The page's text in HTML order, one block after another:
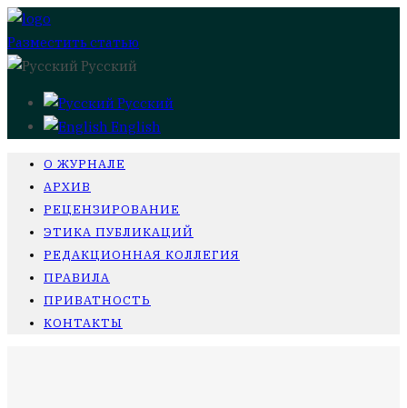
Разместить статью
Русский
Русский
English
О ЖУРНАЛЕ
АРХИВ
РЕЦЕНЗИРОВАНИЕ
ЭТИКА ПУБЛИКАЦИЙ
РЕДАКЦИОННАЯ КОЛЛЕГИЯ
ПРАВИЛА
ПРИВАТНОСТЬ
КОНТАКТЫ